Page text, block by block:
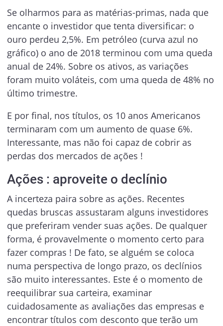
Se olharmos para as matérias-primas, nada que
encante o investidor que tenta diversificar: o
ouro perdeu 2,5%. Em petróleo (curva azul no
gráfico) o ano de 2018 terminou com uma queda
anual de 24%. Sobre os ativos, as variações
foram muito voláteis, com uma queda de 48% no
último trimestre.
E por final, nos títulos, os 10 anos Americanos
terminaram com um aumento de quase 6%.
Interessante, mas não foi capaz de cobrir as
perdas dos mercados de ações !
Ações : aproveite o declínio
A incerteza paira sobre as ações. Recentes
quedas bruscas assustaram alguns investidores
que preferiram vender suas ações. De qualquer
forma, é provavelmente o momento certo para
fazer compras ! De fato, se alguém se coloca
numa perspectiva de longo prazo, os declínios
são muito interessantes. Este é o momento de
reequilibrar sua carteira, examinar
cuidadosamente as avaliações das empresas e
encontrar títulos com desconto que terão um